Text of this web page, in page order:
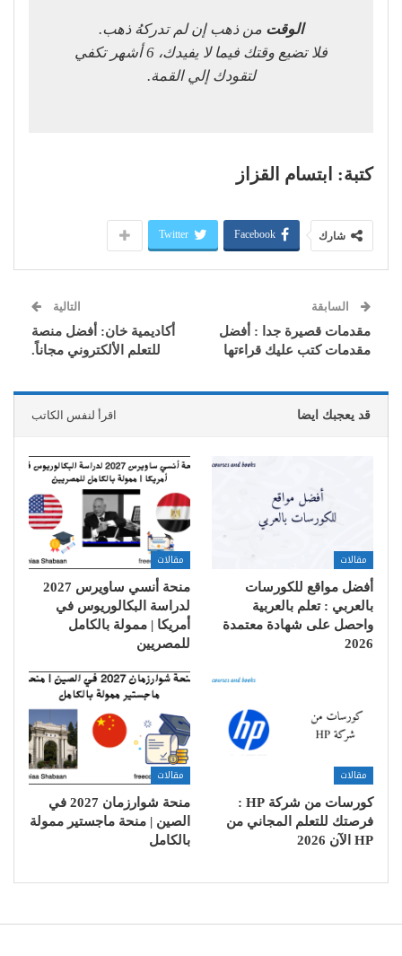
الوقت من ذهب إن لم تدركهُ ذهب.
فلا تضيع وقتك فيما لا يفيدك، 6 أشهر تكفي
لتقودك إلي القمة.
كتبة: ابتسام القزاز
شارك Facebook
Twitter
السابقة
مقدمات قصيرة جدا : أفضل
مقدمات كتب عليك قراءتها
التالية
أكاديمية خان: أفضل منصة
للتعلم الألكتروني مجاناً.
قد يعجبك ايضا اقرأ لنفس الكاتب
مقالات
أفضل مواقع للكورسات
بالعربي : تعلم بالعربية
واحصل على شهادة معتمدة
2026
مقالات
منحة أنسي ساويرس 2027
لدراسة البكالوريوس في
أمريكا | ممولة بالكامل
للمصريين
مقالات
كورسات من شركة HP :
فرصتك للتعلم المجاني من
HP الآن 2026
مقالات
منحة شوارزمان 2027 في
الصين | منحة ماجستير ممولة
بالكامل